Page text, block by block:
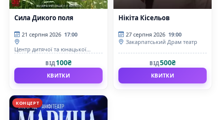
Сила Дикого поля
21 серпня 2026 17:00
Центр дитячої та юнацької
ВІД100₴
КВИТКИ
Нікіта Кісельов
27 серпня 2026 19:00
Закарпатський Драм театр
ВІД500₴
КВИТКИ
КОНЦЕРТ